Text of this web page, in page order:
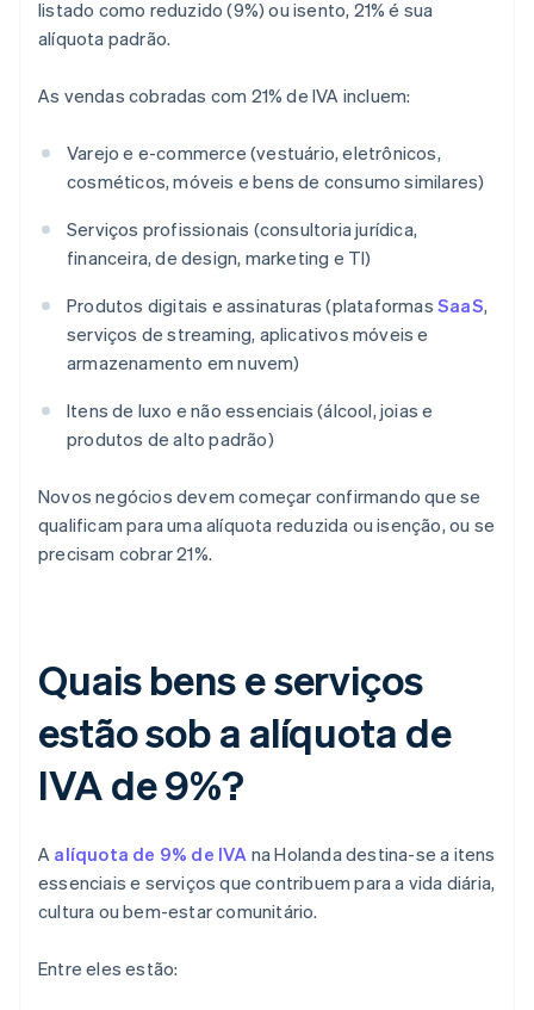
listado como reduzido (9%) ou isento, 21% é sua
alíquota padrão.
As vendas cobradas com 21% de IVA incluem:
Varejo e e-commerce (vestuário, eletrônicos,
cosméticos, móveis e bens de consumo similares)
Serviços profissionais (consultoria jurídica,
financeira, de design, marketing e TI)
Produtos digitais e assinaturas (plataformas SaaS,
serviços de streaming, aplicativos móveis e
armazenamento em nuvem)
Itens de luxo e não essenciais (álcool, joias e
produtos de alto padrão)
Novos negócios devem começar confirmando que se
qualificam para uma alíquota reduzida ou isenção, ou se
precisam cobrar 21%.
Quais bens e serviços
estão sob a alíquota de
IVA de 9%?
A alíquota de 9% de IVA na Holanda destina-se a itens
essenciais e serviços que contribuem para a vida diária,
cultura ou bem-estar comunitário.
Entre eles estão: